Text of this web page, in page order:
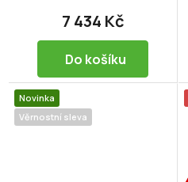
7 434 Kč
Do košíku
Novinka
Věrnostní sleva